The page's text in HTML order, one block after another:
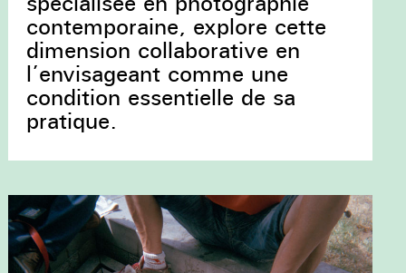
contemporaine, explore cette
dimension collaborative en
l’envisageant comme une
condition essentielle de sa
pratique.